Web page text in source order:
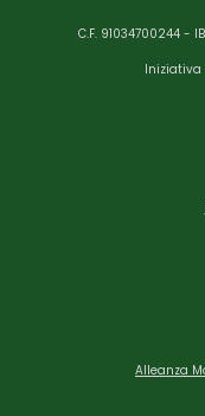
C.F. 91034700244 -
Iniziativa
Alleanza